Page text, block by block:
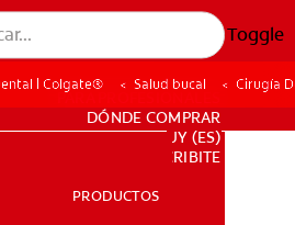
Toggle
PARA PROFESIONALES
DÓNDE COMPRAR
UY (ES)
SUSCRIBITE
PRODUCTOS
| Colgate® Salud bucal Cirugía